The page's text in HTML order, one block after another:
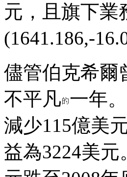
元，且旗下業
(1641.186,-
儘管伯克希爾
不平凡 一年
減少115億美
益為3224美